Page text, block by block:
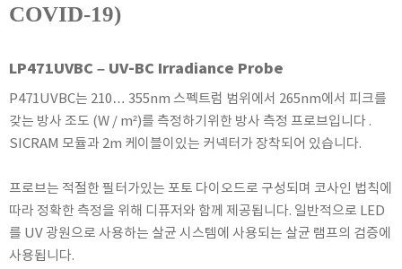
KYORITSU
MEIJI TECHNO
Milwaukee Instruments
MITSUBOSHI
NEW COSMOS
OKANO WORKS
PARTICLE PLUS
PEAK TECH
COVID-19)
LP471UVBC – UV-BC Irradiance Probe
P471UVBC는 210… 355nm 스펙트럼 범위에서 265nm에서 피크를
갖는 방사 조도 (W / m²)를 측정하기위한 방사 측정 프로브입니다 .
SICRAM 모듈과 2m 케이블이있는 커넥터가 장착되어 있습니다.
프로브는 적절한 필터가있는 포토 다이오드로 구성되며 코사인 법칙에
따라 정확한 측정을 위해 디퓨저와 함께 제공됩니다. 일반적으로 LED
를 UV 광원으로 사용하는 살균 시스템에 사용되는 살균 램프의 검증에
사용됩니다.